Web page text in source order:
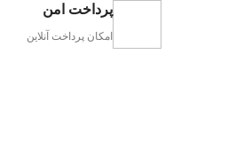
پرداخت امن
امکان پرداخت آنلاین